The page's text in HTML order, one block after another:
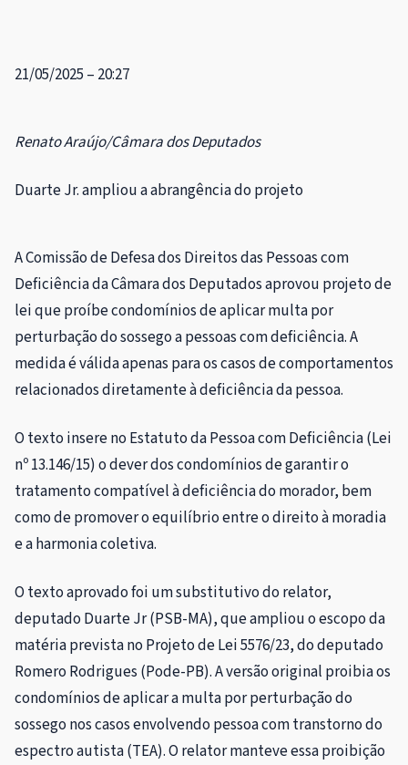
21/05/2025 – 20:27
Renato Araújo/Câmara dos Deputados
Duarte Jr. ampliou a abrangência do projeto
A Comissão de Defesa dos Direitos das Pessoas com
Deficiência da Câmara dos Deputados aprovou projeto de
lei que proíbe condomínios de aplicar multa por
perturbação do sossego a pessoas com deficiência. A
medida é válida apenas para os casos de comportamentos
relacionados diretamente à deficiência da pessoa.
O texto insere no Estatuto da Pessoa com Deficiência (Lei
nº 13.146/15) o dever dos condomínios de garantir o
tratamento compatível à deficiência do morador, bem
como de promover o equilíbrio entre o direito à moradia
e a harmonia coletiva.
O texto aprovado foi umsubstitutivodo relator,
deputado Duarte Jr (PSB-MA), que ampliou o escopo da
matéria prevista no Projeto de Lei 5576/23, do deputado
Romero Rodrigues (Pode-PB). A versão original proibia os
condomínios de aplicar a multa por perturbação do
sossego nos casos envolvendo pessoa com transtorno do
espectro autista (TEA). O relator manteve essa proibição